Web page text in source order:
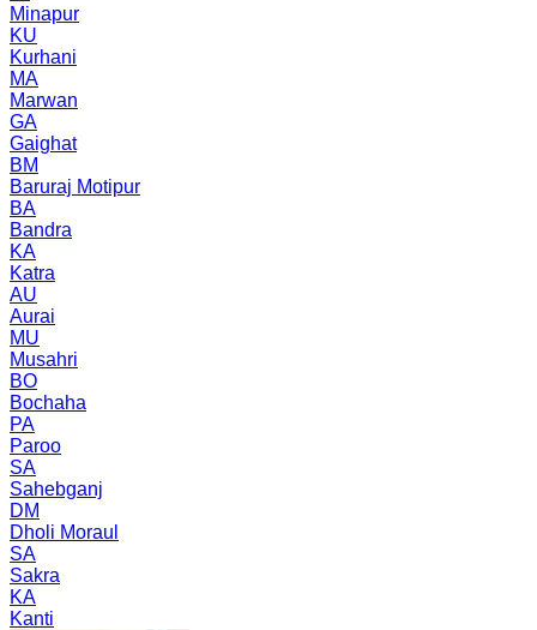
Minapur
KU
Kurhani
MA
Marwan
GA
Gaighat
BM
Baruraj Motipur
BA
Bandra
KA
Katra
AU
Aurai
MU
Musahri
BO
Bochaha
PA
Paroo
SA
Sahebganj
DM
Dholi Moraul
SA
Sakra
KA
Kanti